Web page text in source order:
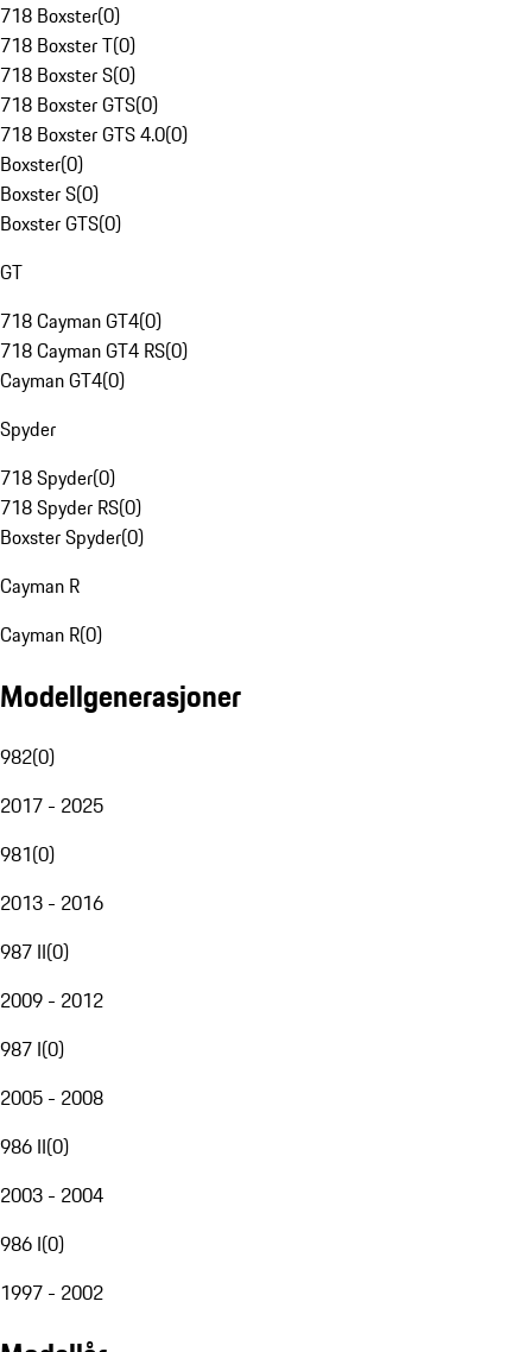
718 Boxster(0)
718 Boxster T(0)
718 Boxster S(0)
718 Boxster GTS(0)
718 Boxster GTS 4.0(0)
Boxster(0)
Boxster S(0)
Boxster GTS(0)
GT
718 Cayman GT4(0)
718 Cayman GT4 RS(0)
Cayman GT4(0)
Spyder
718 Spyder(0)
718 Spyder RS(0)
Boxster Spyder(0)
Cayman R
Cayman R(0)
Modellgenerasjoner
982(0)
2017 - 2025
981(0)
2013 - 2016
987 II(0)
2009 - 2012
987 I(0)
2005 - 2008
986 II(0)
2003 - 2004
986 I(0)
1997 - 2002